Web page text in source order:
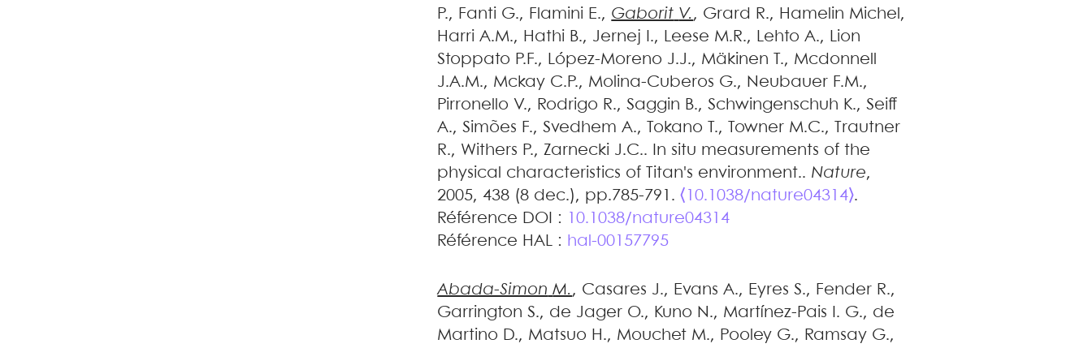
P., Fanti G., Flamini E., Gaborit V., Grard R., Hamelin Michel ,
Harri A.M., Hathi B., Jernej I., Leese M.R., Lehto A., Lion
Stoppato P.F., López-Moreno J.J., Mäkinen T., Mcdonnell
J.A.M., Mckay C.P., Molina-Cuberos G., Neubauer F.M.,
Pirronello V., Rodrigo R.,Saggin B.,Schwingenschuh K.,Seiff
A.,Simões F.,Svedhem A., Tokano T., Towner M.C.,
Trautner
R., Withers P.,Zarnecki J.C..
In situ measurements of the
physical characteristics of Titan's environment.. Nature,
2005, 438 (8 dec.), pp.785-791.⟨10.1038/nature04314⟩.
Référence DOI :
10.1038/nature04314
Référence HAL : hal-00157795
Abada-Simon M., Casares J., Evans A., Eyres S., Fender R.,
Garrington S., de Jager O., Kuno N., Martínez-Pais I. G., de
Martino D., Matsuo H., Mouchet M., Pooley G., Ramsay G.,